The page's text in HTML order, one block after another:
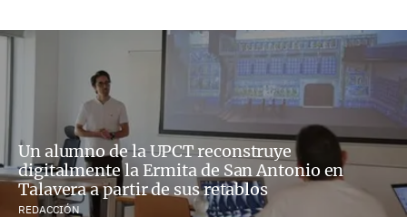
Un alumno de la UPCT reconstruye
digitalmente la Ermita de San Antonio en
Talavera a partir de sus retablos
REDACCIÓN